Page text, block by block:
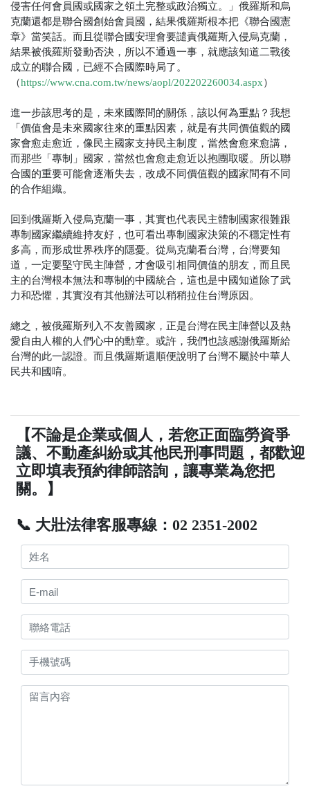
侵害任何會員國或國家之領土完整或政治獨立。」俄羅斯和烏
克蘭還都是聯合國創始會員國，結果俄羅斯根本把《聯合國憲
章》當笑話。而且從聯合國安理會要譴責俄羅斯入侵烏克蘭，
結果被俄羅斯發動否決，所以不通過一事，就應該知道二戰後
成立的聯合國，已經不合國際時局了。
（https://www.cna.com.tw/news/aopl/202202260034.aspx）
進一步該思考的是，未來國際間的關係，該以何為重點？我想
「價值會是未來國家往來的重點因素，就是有共同價值觀的國
家會愈走愈近，像民主國家支持民主制度，當然會愈來愈講，
而那些「專制」國家，當然也會愈走愈近以抱團取暖。所以聯
合國的重要可能會逐漸失去，改成不同價值觀的國家間有不同
的合作組織。
回到俄羅斯入侵烏克蘭一事，其實也代表民主體制國家很難跟
專制國家繼續維持友好，也可看出專制國家決策的不穩定性有
多高，而形成世界秩序的隱憂。從烏克蘭看台灣，台灣要知
道，一定要堅守民主陣營，才會吸引相同價值的朋友，而且民
主的台灣根本無法和專制的中國統合，這也是中國知道除了武
力和恐懼，其實沒有其他辦法可以稍稍拉住台灣原因。
總之，被俄羅斯列入不友善國家，正是台灣在民主陣營以及熱
愛自由人權的人們心中的勳章。或許，我們也該感謝俄羅斯給
台灣的此一認證。而且俄羅斯還順便說明了台灣不屬於中華人
民共和國唷。
【不論是企業或個人，若您正面臨勞資爭
議、不動產糾紛或其他民刑事問題，都歡迎
立即填表預約律師諮詢，讓專業為您把
關。】
📞 大壯法律客服專線：02 2351-2002